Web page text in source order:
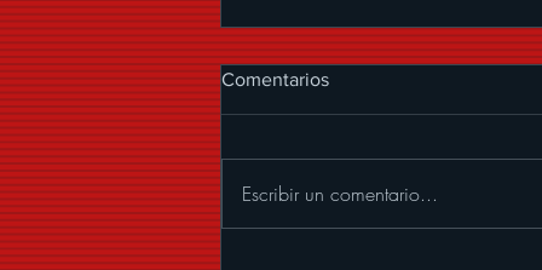
Comentarios
Escribir un comentario...